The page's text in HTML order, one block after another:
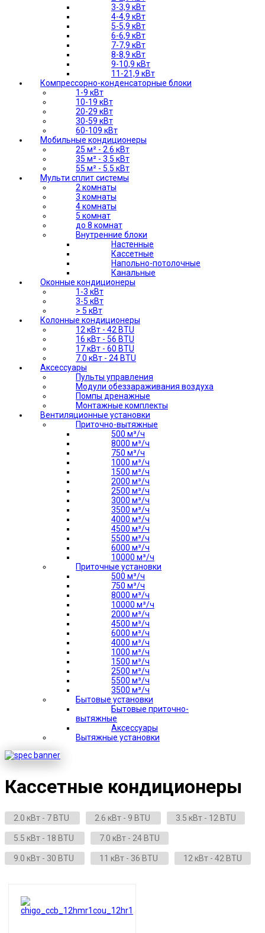
3-3,9 кВт
4-4,9 кВт
5-5,9 кВт
6-6,9 кВт
7-7,9 кВт
8-8,9 кВт
9-10,9 кВт
11-21,9 кВт
Компрессорно-конденсаторные блоки
1-9 кВт
10-19 кВт
20-29 кВт
30-59 кВт
60-109 кВт
Мобильные кондиционеры
25 м² - 2.6 кВт
35 м² - 3.5 кВт
55 м² - 5.5 кВт
Мульти сплит системы
2 комнаты
3 комнаты
4 комнаты
5 комнат
до 8 комнат
Внутренние блоки
Настенные
Кассетные
Напольно-потолочные
Канальные
Оконные кондиционеры
1-3 кВт
3-5 кВт
> 5 кВт
Колонные кондиционеры
12 кВт - 42 BTU
16 кВт - 56 BTU
17 кВт - 60 BTU
7.0 кВт - 24 BTU
Аксессуары
Пульты управления
Модули обеззараживания воздуха
Помпы дренажные
Монтажные комплекты
Вентиляционные установки
Приточно-вытяжные
500 м³/ч
8000 м³/ч
750 м³/ч
1000 м³/ч
1500 м³/ч
2000 м³/ч
2500 м³/ч
3000 м³/ч
3500 м³/ч
4000 м³/ч
4500 м³/ч
5500 м³/ч
6000 м³/ч
10000 м³/ч
Приточные установки
500 м³/ч
750 м³/ч
8000 м³/ч
10000 м³/ч
2000 м³/ч
4500 м³/ч
6000 м³/ч
4000 м³/ч
1000 м³/ч
1500 м³/ч
2500 м³/ч
5500 м³/ч
3500 м³/ч
Бытовые установки
Бытовые приточно-
вытяжные
Аксессуары
Вытяжные установки
Кассетные кондиционеры
2.0 кВт - 7 BTU 2.6 кВт - 9 BTU 3.5 кВт - 12 BTU
5.5 кВт - 18 BTU 7.0 кВт - 24 BTU
9.0 кВт - 30 BTU 11 кВт - 36 BTU 12 кВт - 42 BTU